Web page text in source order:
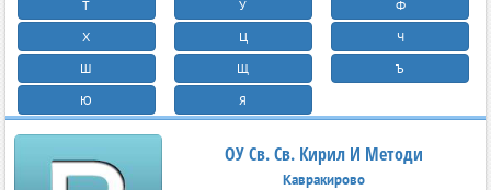
Т У
Ф
Х
Ц
Ч
Ш
Щ
Ъ
Ю
Я
ОУ Св. Св. Кирил И Методи
Кавракирово